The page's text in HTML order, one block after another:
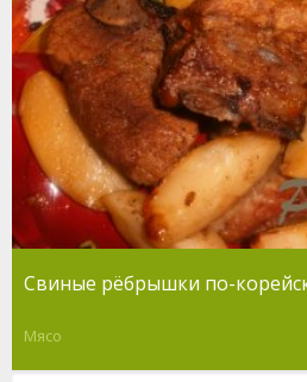
Свиные рёбрышки по-
Мясо